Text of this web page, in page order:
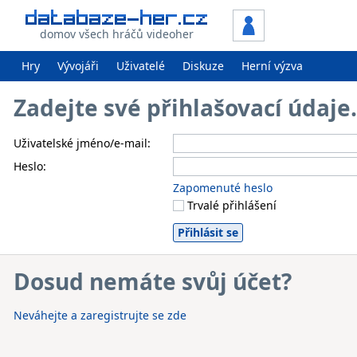
domov všech hráčů videoher
Hry Vývojáři Uživatelé Diskuze Herní výzva
Zadejte své přihlašovací
Uživatelské jméno/e-mail:
Heslo:
Zapomenuté heslo
Trvalé přihlášení
Dosud nemáte svůj účet?
Neváhejte a zaregistrujte se zde